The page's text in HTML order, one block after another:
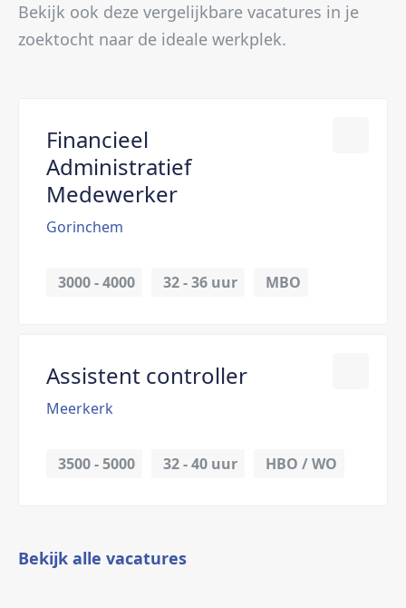
Bekijk ook deze vergelijkbare vacatures in je
zoektocht naar de ideale werkplek.
Financieel
Administratief
Medewerker
Gorinchem
3000 - 4000 32 - 36 uur MBO
Assistent controller
Meerkerk
3500 - 5000 32 - 40 uur HBO / WO
Bekijk alle vacatures